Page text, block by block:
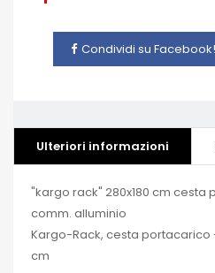
Condividi su Facebook!
Ulteriori informazioni
"kargo rack" 280x180 cm
comm. alluminio
Kargo-Rack, cesta portacarico -
cm